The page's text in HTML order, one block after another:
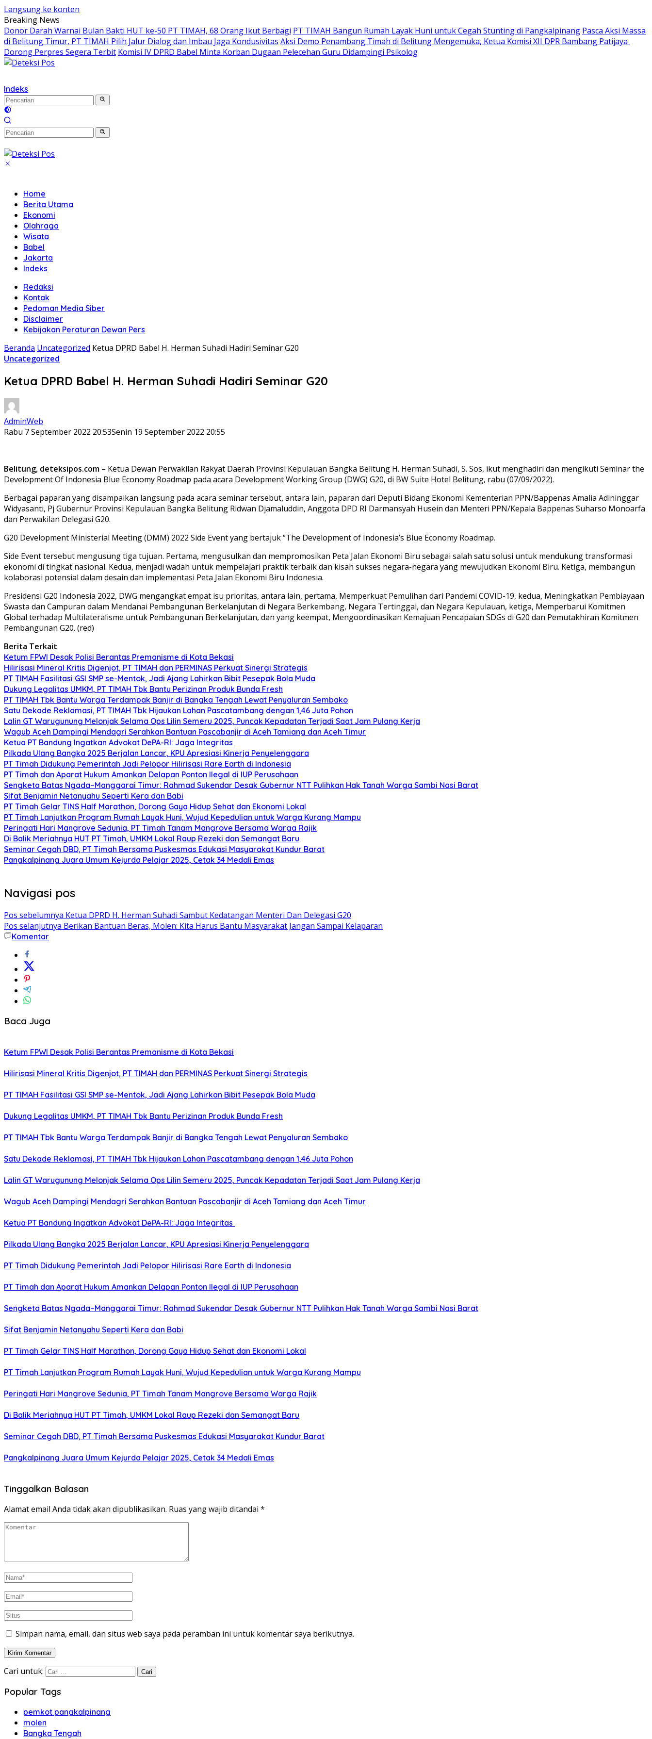
Langsung ke konten
Breaking News
Donor Darah Warnai Bulan Bakti HUT ke-50 PT TIMAH, 68 Orang Ikut Berbagi PT TIMAH Bangun Rumah Layak Huni untuk Cegah Stunting di Pangkalpinang Pasca Aksi Massa
di Belitung Timur, PT TIMAH Pilih Jalur Dialog dan Imbau Jaga Kondusivitas Aksi Demo Penambang Timah di Belitung Mengemuka, Ketua Komisi XII DPR Bambang Patijaya
Dorong Perpres Segera Terbit Komisi IV DPRD Babel Minta Korban Dugaan Pelecehan Guru Didampingi Psikolog
Indeks
Home
Berita Utama
Ekonomi
Olahraga
Wisata
Babel
Jakarta
Indeks
Redaksi
Kontak
Pedoman Media Siber
Disclaimer
Kebijakan Peraturan Dewan Pers
Beranda Uncategorized Ketua DPRD Babel H. Herman Suhadi Hadiri Seminar G20
Uncategorized
Ketua DPRD Babel H. Herman Suhadi Hadiri Seminar G20
AdminWeb
Rabu 7 September 2022 20:53Senin 19 September 2022 20:55
Belitung, deteksipos.com – Ketua Dewan Perwakilan Rakyat Daerah Provinsi Kepulauan Bangka Belitung H. Herman Suhadi, S. Sos, ikut menghadiri dan mengikuti Seminar the
Development Of Indonesia Blue Economy Roadmap pada acara Development Working Group (DWG) G20, di BW Suite Hotel Belitung, rabu (07/09/2022).
Berbagai paparan yang disampaikan langsung pada acara seminar tersebut, antara lain, paparan dari Deputi Bidang Ekonomi Kementerian PPN/Bappenas Amalia Adininggar
Widyasanti, Pj Gubernur Provinsi Kepulauan Bangka Belitung Ridwan Djamaluddin, Anggota DPD RI Darmansyah Husein dan Menteri PPN/Kepala Bappenas Suharso Monoarfa
dan Perwakilan Delegasi G20.
G20 Development Ministerial Meeting (DMM) 2022 Side Event yang bertajuk “The Development of Indonesia’s Blue Economy Roadmap.
Side Event tersebut mengusung tiga tujuan. Pertama, mengusulkan dan mempromosikan Peta Jalan Ekonomi Biru sebagai salah satu solusi untuk mendukung transformasi
ekonomi di tingkat nasional. Kedua, menjadi wadah untuk mempelajari praktik terbaik dan kisah sukses negara-negara yang mewujudkan Ekonomi Biru. Ketiga, membangun
kolaborasi potensial dalam desain dan implementasi Peta Jalan Ekonomi Biru Indonesia.
Presidensi G20 Indonesia 2022, DWG mengangkat empat isu prioritas, antara lain, pertama, Memperkuat Pemulihan dari Pandemi COVID-19, kedua, Meningkatkan Pembiayaan
Swasta dan Campuran dalam Mendanai Pembangunan Berkelanjutan di Negara Berkembang, Negara Tertinggal, dan Negara Kepulauan, ketiga, Memperbarui Komitmen
Global terhadap Multilateralisme untuk Pembangunan Berkelanjutan, dan yang keempat, Mengoordinasikan Kemajuan Pencapaian SDGs di G20 dan Pemutakhiran Komitmen
Pembangunan G20. (red)
Berita Terkait
Ketum FPWI Desak Polisi Berantas Premanisme di Kota Bekasi
Hilirisasi Mineral Kritis Digenjot, PT TIMAH dan PERMINAS Perkuat Sinergi Strategis
PT TIMAH Fasilitasi GSI SMP se-Mentok, Jadi Ajang Lahirkan Bibit Pesepak Bola Muda
Dukung Legalitas UMKM, PT TIMAH Tbk Bantu Perizinan Produk Bunda Fresh
PT TIMAH Tbk Bantu Warga Terdampak Banjir di Bangka Tengah Lewat Penyaluran Sembako
Satu Dekade Reklamasi, PT TIMAH Tbk Hijaukan Lahan Pascatambang dengan 1,46 Juta Pohon
Lalin GT Warugunung Melonjak Selama Ops Lilin Semeru 2025, Puncak Kepadatan Terjadi Saat Jam Pulang Kerja
Wagub Aceh Dampingi Mendagri Serahkan Bantuan Pascabanjir di Aceh Tamiang dan Aceh Timur
Ketua PT Bandung Ingatkan Advokat DePA-RI: Jaga Integritas
Pilkada Ulang Bangka 2025 Berjalan Lancar, KPU Apresiasi Kinerja Penyelenggara
PT Timah Didukung Pemerintah Jadi Pelopor Hilirisasi Rare Earth di Indonesia
PT Timah dan Aparat Hukum Amankan Delapan Ponton Ilegal di IUP Perusahaan
Sengketa Batas Ngada–Manggarai Timur: Rahmad Sukendar Desak Gubernur NTT Pulihkan Hak Tanah Warga Sambi Nasi Barat
Sifat Benjamin Netanyahu Seperti Kera dan Babi
PT Timah Gelar TINS Half Marathon, Dorong Gaya Hidup Sehat dan Ekonomi Lokal
PT Timah Lanjutkan Program Rumah Layak Huni, Wujud Kepedulian untuk Warga Kurang Mampu
Peringati Hari Mangrove Sedunia, PT Timah Tanam Mangrove Bersama Warga Rajik
Di Balik Meriahnya HUT PT Timah, UMKM Lokal Raup Rezeki dan Semangat Baru
Seminar Cegah DBD, PT Timah Bersama Puskesmas Edukasi Masyarakat Kundur Barat
Pangkalpinang Juara Umum Kejurda Pelajar 2025, Cetak 34 Medali Emas
Navigasi pos
Pos sebelumnya Ketua DPRD H. Herman Suhadi Sambut Kedatangan Menteri Dan Delegasi G20
Pos selanjutnya Berikan Bantuan Beras, Molen: Kita Harus Bantu Masyarakat Jangan Sampai Kelaparan
Komentar
Baca Juga
Ketum FPWI Desak Polisi Berantas Premanisme di Kota Bekasi
Hilirisasi Mineral Kritis Digenjot, PT TIMAH dan PERMINAS Perkuat Sinergi Strategis
PT TIMAH Fasilitasi GSI SMP se-Mentok, Jadi Ajang Lahirkan Bibit Pesepak Bola Muda
Dukung Legalitas UMKM, PT TIMAH Tbk Bantu Perizinan Produk Bunda Fresh
PT TIMAH Tbk Bantu Warga Terdampak Banjir di Bangka Tengah Lewat Penyaluran Sembako
Satu Dekade Reklamasi, PT TIMAH Tbk Hijaukan Lahan Pascatambang dengan 1,46 Juta Pohon
Lalin GT Warugunung Melonjak Selama Ops Lilin Semeru 2025, Puncak Kepadatan Terjadi Saat Jam Pulang Kerja
Wagub Aceh Dampingi Mendagri Serahkan Bantuan Pascabanjir di Aceh Tamiang dan Aceh Timur
Ketua PT Bandung Ingatkan Advokat DePA-RI: Jaga Integritas
Pilkada Ulang Bangka 2025 Berjalan Lancar, KPU Apresiasi Kinerja Penyelenggara
PT Timah Didukung Pemerintah Jadi Pelopor Hilirisasi Rare Earth di Indonesia
PT Timah dan Aparat Hukum Amankan Delapan Ponton Ilegal di IUP Perusahaan
Sengketa Batas Ngada–Manggarai Timur: Rahmad Sukendar Desak Gubernur NTT Pulihkan Hak Tanah Warga Sambi Nasi Barat
Sifat Benjamin Netanyahu Seperti Kera dan Babi
PT Timah Gelar TINS Half Marathon, Dorong Gaya Hidup Sehat dan Ekonomi Lokal
PT Timah Lanjutkan Program Rumah Layak Huni, Wujud Kepedulian untuk Warga Kurang Mampu
Peringati Hari Mangrove Sedunia, PT Timah Tanam Mangrove Bersama Warga Rajik
Di Balik Meriahnya HUT PT Timah, UMKM Lokal Raup Rezeki dan Semangat Baru
Seminar Cegah DBD, PT Timah Bersama Puskesmas Edukasi Masyarakat Kundur Barat
Pangkalpinang Juara Umum Kejurda Pelajar 2025, Cetak 34 Medali Emas
Tinggalkan Balasan
Alamat email Anda tidak akan dipublikasikan. Ruas yang wajib ditandai *
Simpan nama, email, dan situs web saya pada peramban ini untuk komentar saya berikutnya.
Cari untuk:
Popular Tags
pemkot pangkalpinang
molen
Bangka Tengah